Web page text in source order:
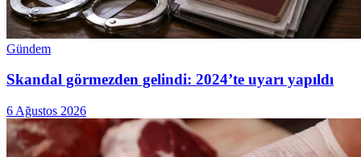
Gündem
Skandal görmezden gelindi: 2024’te uyarı yapıldı
6 Ağustos 2026